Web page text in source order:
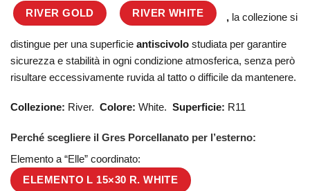
RIVER GOLD RIVER WHITE , la collezione si
distingue per una superficie antiscivolo studiata per garantire
sicurezza e stabilità in ogni condizione atmosferica, senza però
risultare eccessivamente ruvida al tatto o difficile da mantenere.
Collezione: River. Colore: White. Superficie: R11
Perché scegliere il Gres Porcellanato per l’esterno:
Elemento a “Elle” coordinato:
ELEMENTO L 15×30 R. WHITE